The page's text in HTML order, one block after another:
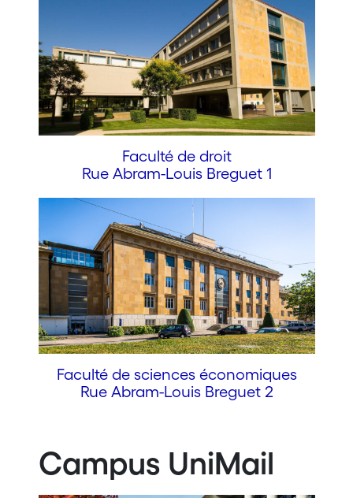
Faculté de droit
Rue Abram-Louis Breguet 1
Faculté de sciences économiques
Rue Abram-Louis Breguet 2
Campus UniMail